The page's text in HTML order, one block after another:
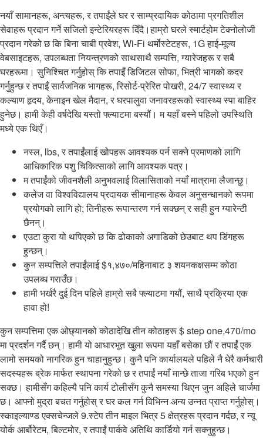
नयाँ सामानहरू, अन्त्यहरू, र तपाईंले घर र साम्प्रदायिक कोठामा प्रगतिशील
सेवाहरू प्रदान गर्ने सजिलो इन्टेरियरहरू दिँदै।हाम्रो घरले स्मार्टहोम टेक्नोलोजी
प्रदान गरेको छ कि बिना चाबी प्रवेश, Wi-Fi थर्मोस्टेटहरू, 1G हाई-मूल्य
वेबसाइटहरू, उपलब्धता नियन्त्रणको साथसाथै सम्पत्ति, ग्यारेजहरू र सबै
घरहरूमा। सुनिश्चित गर्नुहोस् कि तपाइँ डिजिटल सोफा, भित्री भागको कदर
गर्नुहुन्छ र तपाइँ सार्वजनिक भागहरू, रिसोर्ट-प्रेरित पोखरी, 24/7 स्वास्थ्य र
कल्याण हृदय, केनाइन खेल मैदान, र घरपालुवा जनावरहरूको स्वास्थ्य स्पा बाहिर
हुनेछ। हामी केही वर्षदेखि यस्तो फ्ल्याटमा बस्यौं। म यहाँ बस्ने पहिलो उपस्थिति
मध्ये एक थिएँ।
नस्ल, lbs, र तपाईंलाई खोपहरू आवश्यक पर्न सक्ने प्रमाणको लागि
आधिकारिक पशु चिकित्साको लागि आवश्यक पत्र।
म तपाईंको जीवनशैली अनुभवलाई विलासिताको नयाँ मात्रामा लैजान्छु।
कलेज वा विश्वविद्यालय प्रदायक सीमानाहरू केवल अनुसन्धानको रूपमा
प्रयोगको लागि हो; तिनीहरू रूपान्तरण गर्न सक्छन् र सही हुन ग्यारेन्टी
छैनन्।
एउटा कुरा यो थपिएको छ कि ढोकाको अगाडिको छेउबाट थप डिंगहरू
हुन्छन्।
कुन सम्पत्तिले तपाईंलाई $१,४७०/महिनाबाट ३ शयनकक्षसम्म कोठा
उपलब्ध गराउँछ।
हामी भर्खरै दुई दिन पहिले हाम्रो सबै फ्ल्याटमा गयौं, साथै प्रक्रिया एक
हावा हो!
कुन सम्पत्तिमा एक ओछ्यानको कोठादेखि तीन कोठाहरू $ step one,470/mo
मा प्रदर्शन गर्दै छन्। हामी यो आधारभूत खुला रूपमा यहाँ बसेका छौं र तपाईं एक
लामो समयको नागरिक हुन चाहानुहुन्छ। कुनै पनि कार्यालयले पहिले नै धेरै कर्मचारी
सदस्यहरू ब्रेक मार्फत स्थापना गरेको छ र तपाईं नयाँ मान्छे ताजा गरिब भएको हुन
सक्छ। हामीसँग कहिल्यै पनि कार्य टोलीसँग कुनै समस्या थिएन जुन अहिले चार्जमा
छ। आफ्नो मुद्रा बचत गर्नुहोस् र घर कल गर्न विभिन्न अन्य उन्नत प्राप्त गर्नुहोस्।
स्काइल्याण्ड एक्सचेन्जले 9.स्टेप तीन माइल भित्र 5 क्षेत्रहरू प्रदान गर्दछ, र न्यू
योर्क आर्बोरेटम, बिल्टमोर, र तपाईं पार्कवे अतिथि कार्डियो गर्न सक्नुहुन्छ।